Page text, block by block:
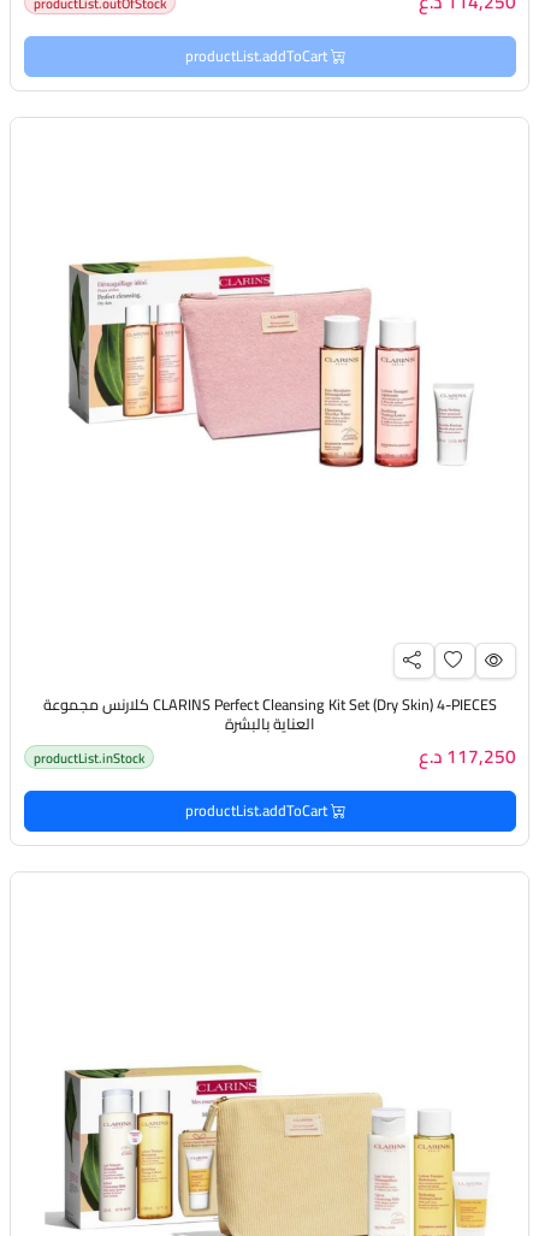
productList.addToCart
CLARINS Perfect Cleansing Kit Set (Dry Skin) 4-PIECES كلارنس مجموعة
العناية بالبشرة
117,250 د.ع productList.inStock
productList.addToCart